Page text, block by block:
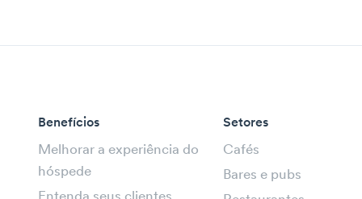
Benefícios
Melhorar a experiência do
hóspede
Setores
Cafés
Bares e pubs